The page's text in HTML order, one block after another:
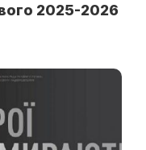
2025-2026